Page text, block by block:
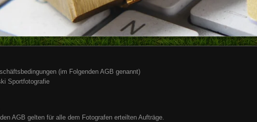
(im Folgenden AGB genannt)
Sportfotografie
AGB gelten für alle dem Fotografen erteilten Aufträge.